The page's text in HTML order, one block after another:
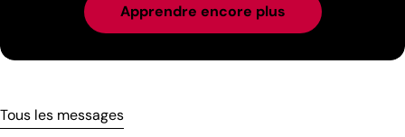
Apprendre encore plus
Tous les messages